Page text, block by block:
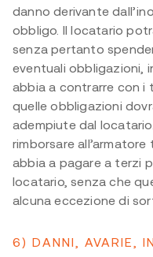
danno derivante
obbligo. Il locatario
senza pertanto
eventuali obbligazioni,
abbia a contrarre con i
quelle obbligazioni
adempiute dal
rimborsare
abbia a pagare a terzi
locatario, senza che
alcuna eccezione di
6) DANNI, AVARIE,